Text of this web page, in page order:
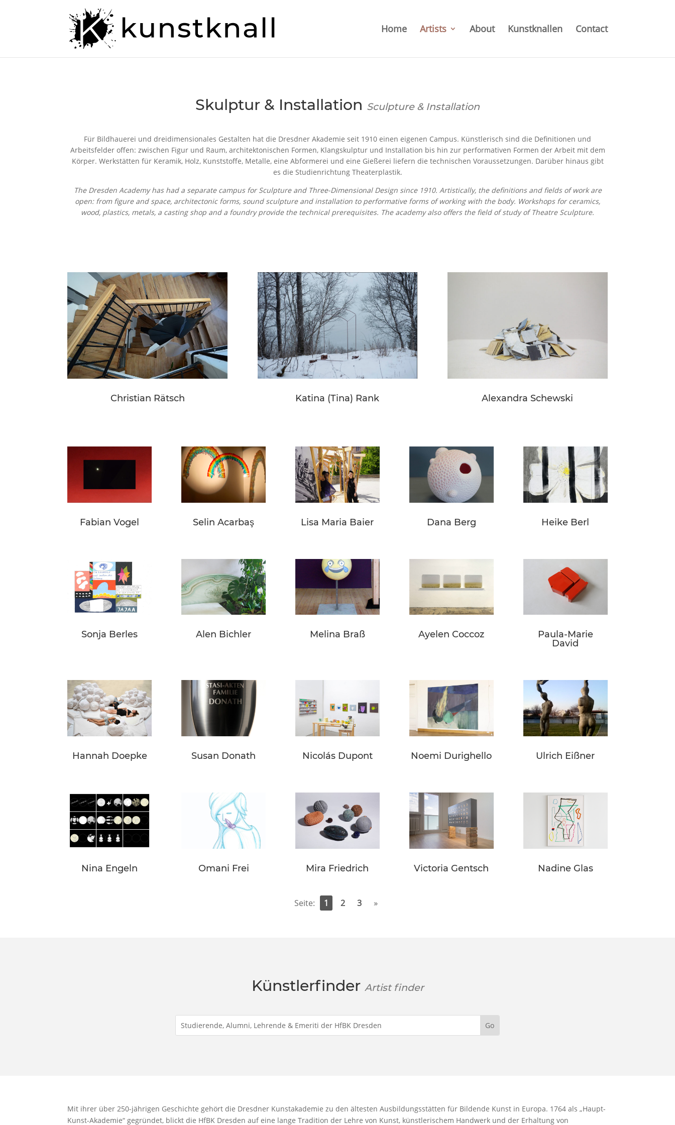
Home Artists About Kunstknallen Contact
Skulptur & Installation Sculpture & Installation
Für Bildhauerei und dreidimensionales Gestalten hat die Dresdner Akademie seit 1910 einen eigenen Campus. Künstlerisch sind die Definitionen und
Arbeitsfelder offen: zwischen Figur und Raum, architektonischen Formen, Klangskulptur und Installation bis hin zur performativen Formen der Arbeit mit dem
Körper. Werkstätten für Keramik, Holz, Kunststoffe, Metalle, eine Abformerei und eine Gießerei liefern die technischen Voraussetzungen. Darüber hinaus gibt
es die Studienrichtung Theaterplastik.
The Dresden Academy has had a separate campus for Sculpture and Three-Dimensional Design since 1910. Artistically, the definitions and fields of work are
open: from figure and space, architectonic forms, sound sculpture and installation to performative forms of working with the body. Workshops for ceramics,
wood, plastics, metals, a casting shop and a foundry provide the technical prerequisites. The academy also offers the field of study of Theatre Sculpture.
Christian Rätsch Katina (Tina) Rank Alexandra Schewski
Fabian Vogel Selin Acarbaş Lisa Maria Baier Dana Berg Heike Berl
Sonja Berles Alen Bichler Melina Braß Ayelen Coccoz
Paula-Marie
David
Hannah Doepke Susan Donath Nicolás Dupont Noemi Durighello Ulrich Eißner
Nina Engeln Omani Frei Mira Friedrich Victoria Gentsch Nadine Glas
Seite: 1 2 3 »
Künstlerfinder Artist finder
Mit ihrer über 250-jährigen Geschichte gehört die Dresdner Kunstakademie zu den ältesten Ausbildungsstätten für Bildende Kunst in Europa. 1764 als „Haupt-
Kunst-Akademie“ gegründet, blickt die HfBK Dresden auf eine lange Tradition der Lehre von Kunst, künstlerischem Handwerk und der Erhaltung von